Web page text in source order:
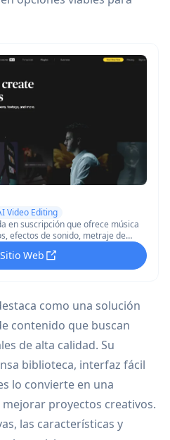
Video Editing
en suscripción que ofrece música
efectos de sonido, metraje de
creadores de contenido.
Web
como una solución
contenido que buscan
de alta calidad. Su
biblioteca, interfaz fácil
lo convierte en una
proyectos creativos.
las características y